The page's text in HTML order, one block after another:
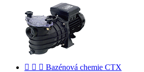
   Bazénová chemie CTX